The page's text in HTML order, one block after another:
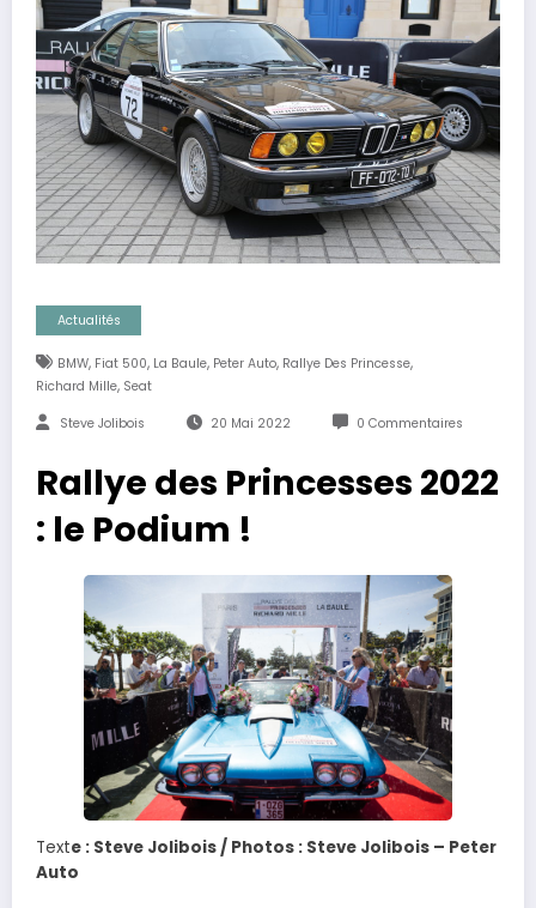
Actualités
BMW, Fiat 500, La Baule, Peter Auto, Rallye Des Princesse,
Richard Mille, Seat
Steve Jolibois 20 Mai 2022 0 Commentaires
Rallye des Princesses 2022
: le Podium !
Texte : Steve Jolibois / Photos : Steve Jolibois – Peter
Auto